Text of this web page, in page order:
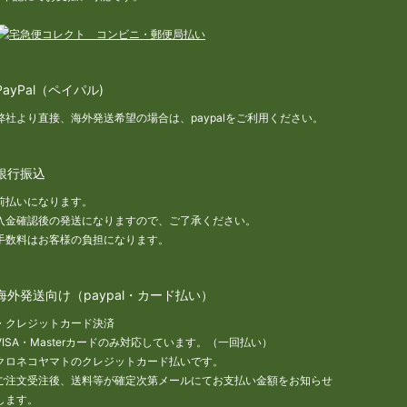
（ペイパル)
社より直接、海外発送希望の場合は、paypalをご利用ください。
行振込
払いになります。
金確認後の発送になりますので、ご了承ください。
数料はお客様の負担になります。
外発送向け（paypal・カード払い）
クレジットカード決済
・Masterカードのみ対応しています。（一回払い）
ロネコヤマトのクレジットカード払いです。
注文受注後、送料等が確定次第メールにてお支払い金額をお知らせ
ます。